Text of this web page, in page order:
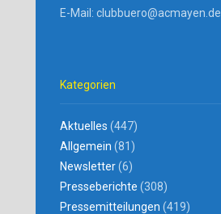
E-Mail: clubbuero@acmayen.de
Kategorien
Aktuelles (447)
Allgemein (81)
Newsletter(6)
Presseberichte (308)
Pressemitteilungen (419)